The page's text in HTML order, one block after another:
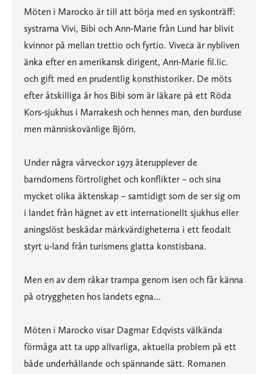
Möten i Marocko är till att börja med en syskonträff:
systrarna Vivi, Bibi och Ann-Marie från Lund har blivit
kvinnor på mellan trettio och fyrtio. Viveca är nybliven
änka efter en amerikansk dirigent, Ann-Marie fil.lic.
och gift med en prudentlig konsthistoriker. De möts
efter åtskilliga år hos Bibi som är läkare på ett Röda
Kors-sjukhus i Marrakesh och hennes man, den burduse
men människovänlige Björn.
Under några vårveckor 1973 återupplever de
barndomens förtrolighet och konflikter – och sina
mycket olika äktenskap – samtidigt som de ser sig om
i landet från hägnet av ett internationellt sjukhus eller
aningslöst beskådar märkvärdigheterna i ett feodalt
styrt u-land från turismens glatta konstisbana.
Men en av dem råkar trampa genom isen och får känna
på otryggheten hos landets egna...
Möten i Marocko visar Dagmar Edqvists välkända
förmåga att ta upp allvarliga, aktuella problem på ett
både underhållande och spännande sätt. Romanen